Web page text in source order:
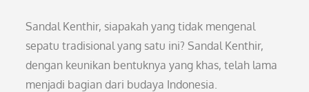
Sandal Kenthir, siapakah yang tidak mengenal
sepatu tradisional yang satu ini? Sandal Kenthir,
dengan keunikan bentuknya yang khas, telah lama
menjadi bagian dari budaya Indonesia.